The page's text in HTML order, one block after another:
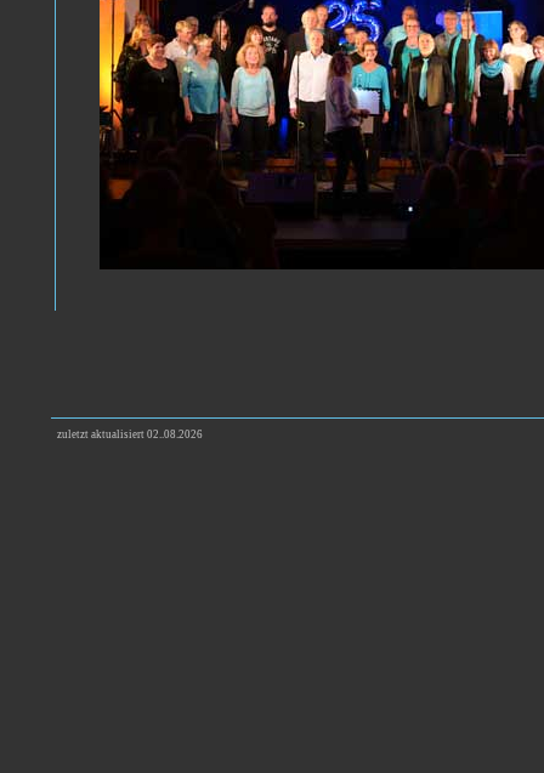
zuletzt aktualisiert 02..08.2026